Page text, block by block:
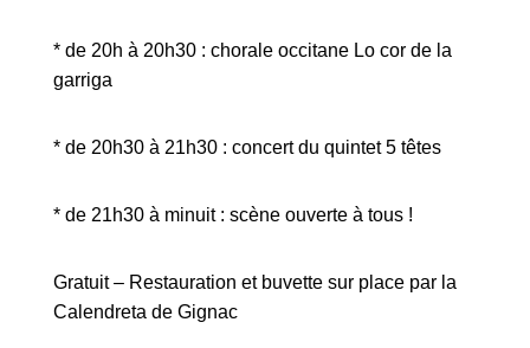
* de 20h à 20h30 : chorale occitane Lo cor de la
garriga
* de 20h30 à 21h30 : concert du quintet 5 têtes
* de 21h30 à minuit : scène ouverteà tous !
Gratuit – Restauration et buvette sur place par la
Calendreta de Gignac